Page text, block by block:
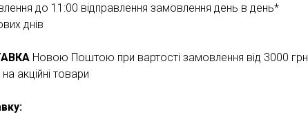
до 11:00 відправлення замовлення день в день*
днів
Новою Поштою при вартості замовлення від 3000 грн
акційні товари